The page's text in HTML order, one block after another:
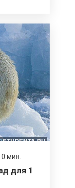
мин.
для 1